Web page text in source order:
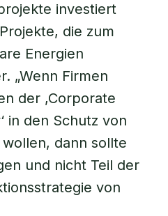
investiert
die zum
Energien
„Wenn Firmen
der ,Corporate
in den Schutz von
dann sollte
und nicht Teil der
von